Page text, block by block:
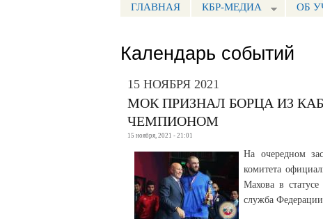
ГЛАВНАЯ КБР-МЕДИА ОБ
Календарь событий
15 НОЯБРЯ 2021
МОК ПРИЗНАЛ БОРЦА ИЗ
ЧЕМПИОНОМ
15 ноября, 2021 - 21:01
На очередном
комитета
Махова в
служба